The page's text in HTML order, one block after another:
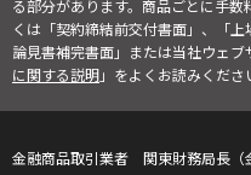
る部分があります。商品ごとに手
くは「契約締結前交付書面」、「
論見書補完書面」または当社ウェブ
に関する説明」をよくお読みくださ
金融商品取引業者 関東財務局長（